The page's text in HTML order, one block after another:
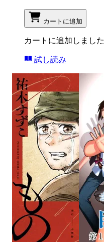
カートに追加
カートに追加しました
試し読み